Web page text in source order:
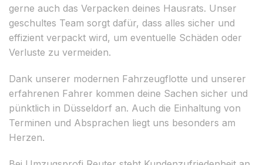
gerne auch das Verpacken deines Hausrats. Unser
geschultes Team sorgt dafür, dass alles sicher und
effizient verpackt wird, um eventuelle Schäden oder
Verluste zu vermeiden.
Dank unserer modernen Fahrzeugflotte und unserer
erfahrenen Fahrer kommen deine Sachen sicher und
pünktlich in Düsseldorf an. Auch die Einhaltung von
Terminen und Absprachen liegt uns besonders am
Herzen.